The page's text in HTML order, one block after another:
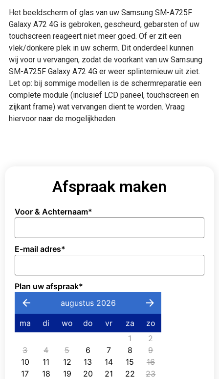
Het beeldscherm of glas van uw Samsung SM-A725F
Galaxy A72 4G is gebroken, gescheurd, gebarsten of uw
touchscreen reageert niet meer goed. Of er zit een
vlek/donkere plek in uw scherm. Dit onderdeel kunnen
wij voor u vervangen, zodat de voorkant van uw Samsung
SM-A725F Galaxy A72 4G er weer splinternieuw uit ziet.
Let op: bij sommige modellen is de schermreparatie een
complete module (inclusief LCD paneel, touchscreen en
zijkant frame) wat vervangen dient te worden. Vraag
hiervoor naar de mogelijkheden.
Afspraak maken
Voor & Achternaam*
E-mail adres*
Plan uw afspraak*
augustus 2026
ma di wo do vr za
zo
1
2
3
4 5 6 7 8
9
10
11 12 13 14 15
16
17
18 19 20 21 22
23